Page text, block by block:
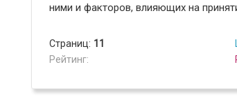
ними и факторов, влияющих на
Страниц: 11
Рейтинг: